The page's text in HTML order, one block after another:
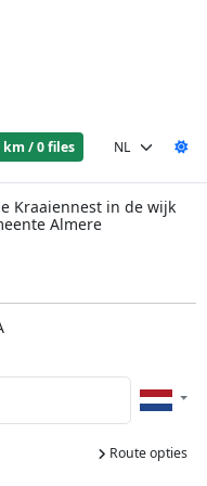
km / 0 files
Kraaiennest in de wijk
Almere
Route opties